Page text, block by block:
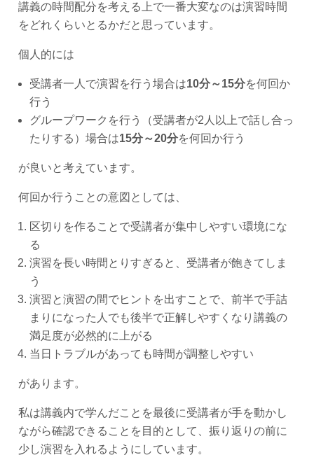
講義の時間配分を考える上で一番大変なのは演習時間
をどれくらいとるかだと思っています。
個人的には
受講者一人で演習を行う場合は10分～15分を何回か
行う
グループワークを行う（受講者が2人以上で話し合っ
たりする）場合は15分～20分を何回か行う
が良いと考えています。
何回か行うことの意図としては、
区切りを作ることで受講者が集中しやすい環境にな
る
演習を長い時間とりすぎると、受講者が飽きてしま
う
演習と演習の間でヒントを出すことで、前半で手詰
まりになった人でも後半で正解しやすくなり講義の
満足度が必然的に上がる
当日トラブルがあっても時間が調整しやすい
があります。
私は講義内で学んだことを最後に受講者が手を動かし
ながら確認できることを目的として、振り返りの前に
少し演習を入れるようにしています。